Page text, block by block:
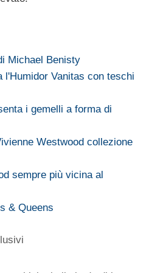
Michael Benisty
l'Humidor Vanitas con teschi
i gemelli a forma di
Westwood collezione
sempre più vicina al
& Queens